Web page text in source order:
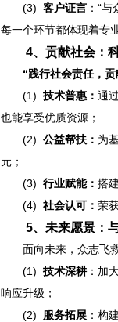
(3) 客户证言：“与
每一个环节都体现着专
4、贡献社会：
“践行社会责任， 贡
(1) 技术普惠： 通
也能享受优质资源；
(2) 公益帮扶： 为
元；
(3) 行业赋能： 搭
(4) 社会认可： 荣
5、未来愿景：
面向未来，众志飞
(1) 技术深耕：加
响应升级；
(2) 服务拓展：构